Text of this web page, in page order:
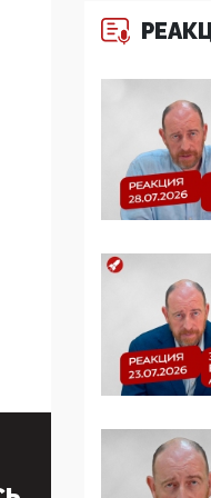
5G за
регионов
от ЭМИ
05:58, 26 Мая
опасным
07:39, 25 Мая